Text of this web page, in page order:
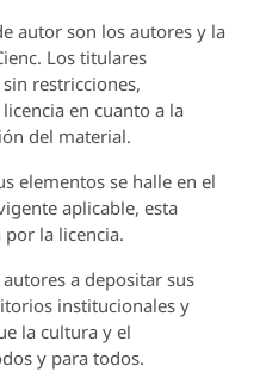
autor son los autores y la
Los titulares
restricciones,
en cuanto a la
del material.
elementos se halle en el
aplicable, esta
la licencia.
a depositar sus
institucionales y
la cultura y el
y para todos.